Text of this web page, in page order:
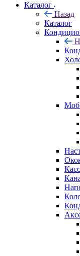
Каталог
Назад
Каталог